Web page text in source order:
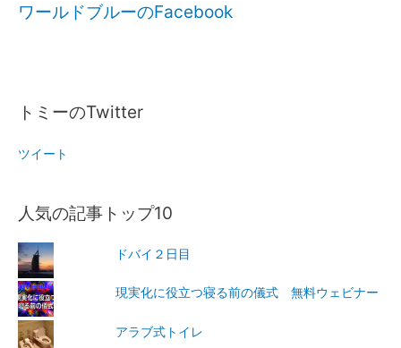
ワールドブルーのFacebook
トミーのTwitter
ツイート
人気の記事トップ10
ドバイ２日目
現実化に役立つ寝る前の儀式 無料ウェビナー
アラブ式トイレ